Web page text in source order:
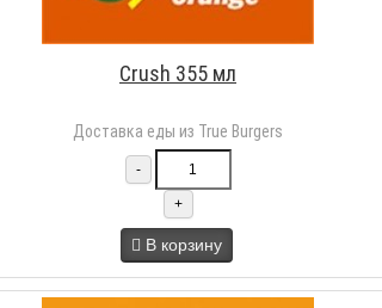
Crush 355 мл
Доставка еды из True Burgers
-
+
В корзину